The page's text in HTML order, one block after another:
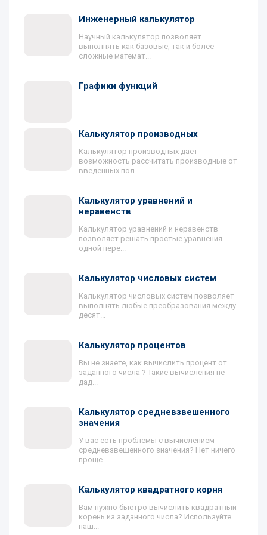
Инженерный калькулятор
Научный калькулятор позволяет
выполнять как базовые, так и более
сложные математ...
Графики функций
...
Калькулятор производных
Калькулятор производных дает
возможность рассчитать производные от
введенных пол...
Калькулятор уравнений и
неравенств
Калькулятор уравнений и неравенств
позволяет решать простые уравнения
одной пере...
Калькулятор числовых систем
Калькулятор числовых систем позволяет
выполнять любые преобразования между
десят...
Калькулятор процентов
Вы не знаете, как вычислить процент от
заданного числа ? Такие вычисления не
дад...
Калькулятор средневзвешенного
значения
У вас есть проблемы с вычислением
средневзвешенного значения? Нет ничего
проще -...
Калькулятор квадратного корня
Вам нужно быстро вычислить квадратный
корень из заданного числа? Используйте
наш...